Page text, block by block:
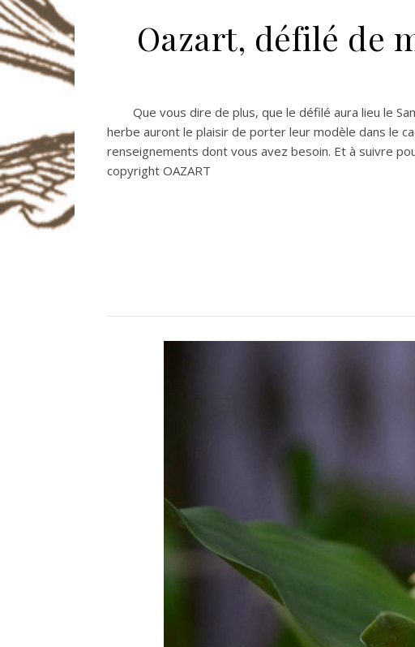
Oazart, défilé de
Que vous dire de plus, que le défilé aura lieu le
herbe auront le plaisir de porter leur modèle dans le
renseignements dont vous avez besoin. Et à suivre
copyright OAZART